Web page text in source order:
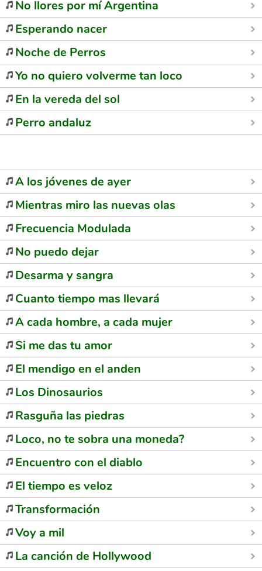
No llores por mí Argentina
Esperando nacer
Noche de Perros
Yo no quiero volverme tan loco
En la vereda del sol
Perro andaluz
A los jóvenes de ayer
Mientras miro las nuevas olas
Frecuencia Modulada
No puedo dejar
Desarma y sangra
Cuanto tiempo mas llevará
A cada hombre, a cada mujer
Si me das tu amor
El mendigo en el anden
Los Dinosaurios
Rasguña las piedras
Loco, no te sobra una moneda?
Encuentro con el diablo
El tiempo es veloz
Transformación
Voy a mil
La canción de Hollywood